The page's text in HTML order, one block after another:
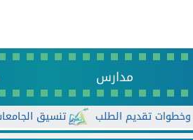
مدارس
تنسيق الجامعات 2026.. التعليم تتيح تعديل الرغبات أكثر من مرة حتى الأحد...